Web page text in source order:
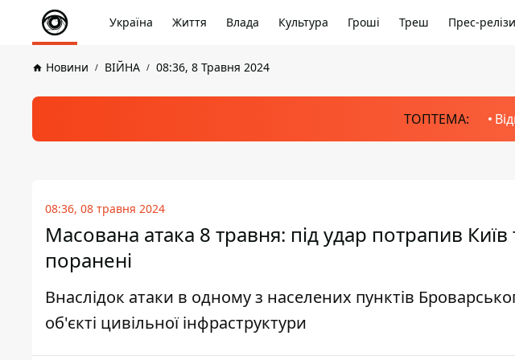
Україна Життя Влада Культура Гроші Треш Прес-релізи
Новини ВІЙНА 08:36, 8 Травня 2024
ТОПТЕМА:
08:36, 08 травня 2024
Масована атака 8 травня: під удар потрапив
поранені
Внаслідок атаки в одному з населених пунктів
об'єкті цивільної інфраструктури